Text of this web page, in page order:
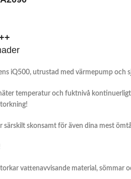
iQ500, utrustad med värmepump och
temperatur och fuktnivå
skonsamt för även dina mest
vattenavvisande material, sömmar